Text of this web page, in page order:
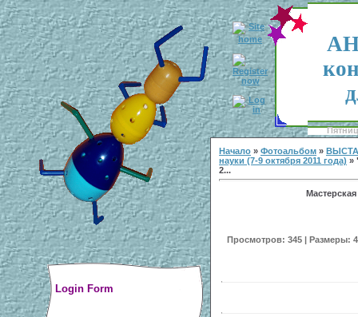
Login Form
Начало » Фотоальбом »
науки (7-9 октября 2011 года) »
2...
Просмотров: 345 | Размеры: